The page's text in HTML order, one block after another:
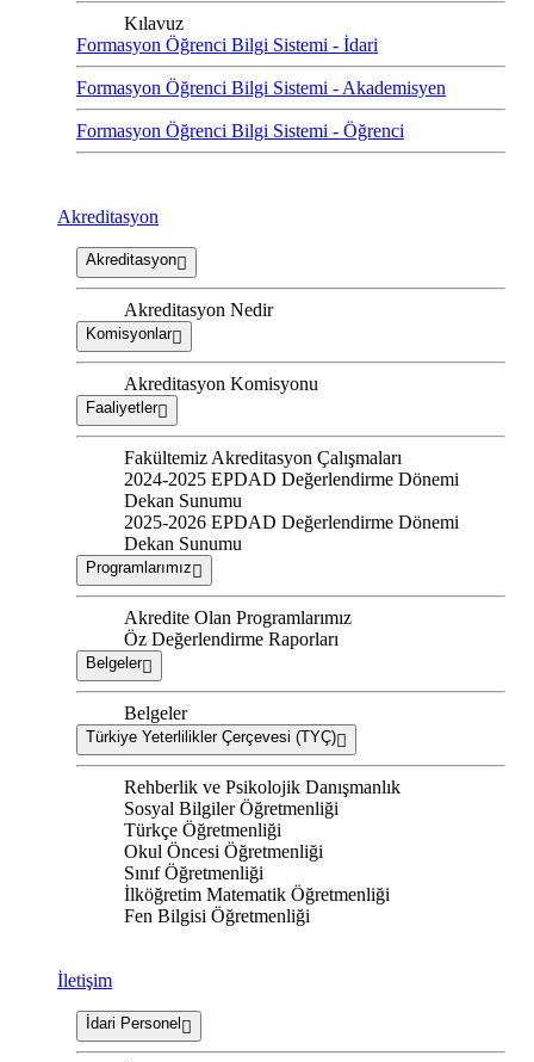
Kılavuz
Formasyon Öğrenci Bilgi Sistemi - İdari
Formasyon Öğrenci Bilgi Sistemi - Akademisyen
Formasyon Öğrenci Bilgi Sistemi - Öğrenci
Akreditasyon
Akreditasyon
Akreditasyon Nedir
Komisyonlar
Akreditasyon Komisyonu
Faaliyetler
Fakültemiz Akreditasyon Çalışmaları
2024-2025 EPDAD Değerlendirme Dönemi
Dekan Sunumu
2025-2026 EPDAD Değerlendirme Dönemi
Dekan Sunumu
Programlarımız
Akredite Olan Programlarımız
Öz Değerlendirme Raporları
Belgeler
Belgeler
Türkiye Yeterlilikler Çerçevesi (TYÇ)
Rehberlik ve Psikolojik Danışmanlık
Sosyal Bilgiler Öğretmenliği
Türkçe Öğretmenliği
Okul Öncesi Öğretmenliği
Sınıf Öğretmenliği
İlköğretim Matematik Öğretmenliği
Fen Bilgisi Öğretmenliği
İletişim
İdari Personel